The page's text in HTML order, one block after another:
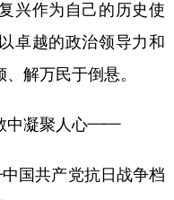
兴作为自己的历史使
卓越的政治领导力和
解万民于倒悬。
中凝聚人心——
共产党抗日战争档